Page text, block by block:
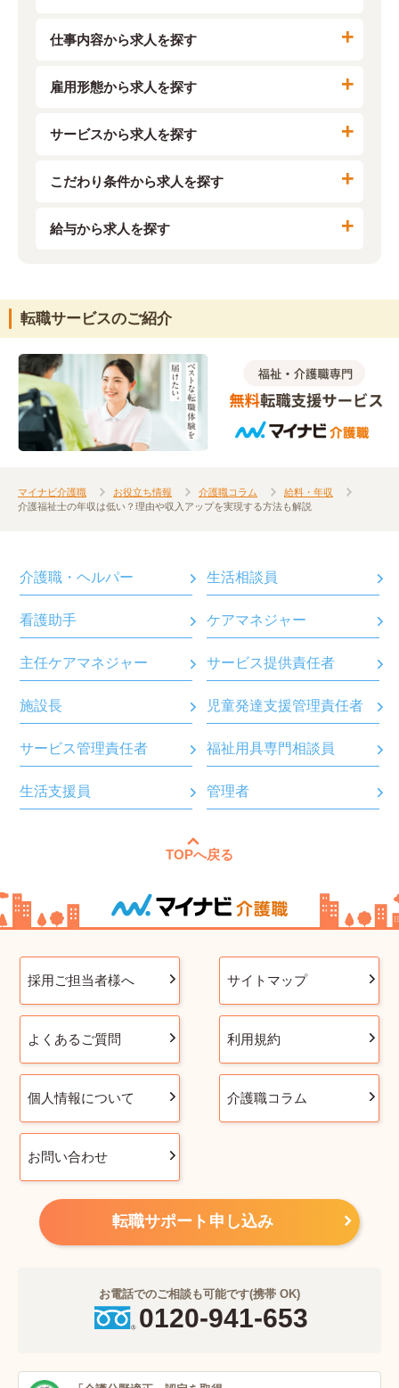
転職サービスのご紹介
マイナビ介護職 お役立ち情報 介護職コラム
給料・年収
介護福祉士の年収は低い？理由や収入アップを実現する方法も解説
仕事内容から求人を探す
雇用形態から求人を探す
サービスから求人を探す
こだわり条件から求人を探す
給与から求人を探す
介護職・ヘルパー 生活相談員
看護助手 ケアマネジャー
主任ケアマネジャー サービス提供責任者
施設長 児童発達支援管理責任者
サービス管理責任者 福祉用具専門相談員
生活支援員 管理者
TOPへ戻る
採用ご担当者様へ サイトマップ
よくあるご質問 利用規約
個人情報について 介護職コラム
お問い合わせ
転職サポート申し込み
お電話でのご相談も可能です(携帯 OK)
0120-941-653